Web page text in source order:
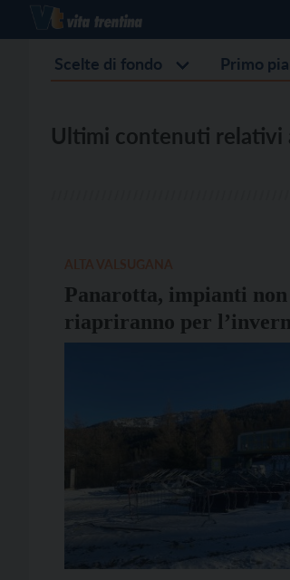
Scelte di fondo Primo
Ultimi contenuti relativi
Panarotta, impianti non
riapriranno per